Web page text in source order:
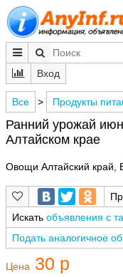
Вход
Все > Продукты
Ранний урожай
Алтайском крае
Овощи Алтайский край,
Искать объявления с
Подать аналогичное
Цена 30 р